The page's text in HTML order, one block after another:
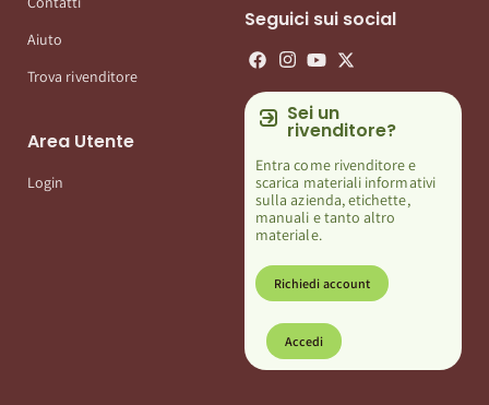
Aiuto
Trova rivenditore
Area Utente
Login
Seguici sui social
Sei un
rivenditore?
Entra come rivenditore e
scarica materiali informativi
sulla azienda, etichette,
manuali e tanto altro
materiale.
Richiedi account
Accedi